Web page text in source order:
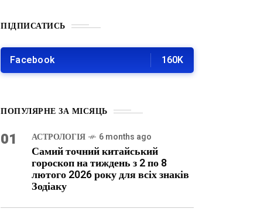
ПІДПИСАТИСЬ
Facebook 160K
ПОПУЛЯРНЕ ЗА МІСЯЦЬ
01 АСТРОЛОГІЯ 6 months ago
Самий точний китайський
гороскоп на тиждень з 2 по 8
лютого 2026 року для всіх знаків
Зодіаку